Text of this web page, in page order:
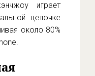
играет
цепочке
около 80%